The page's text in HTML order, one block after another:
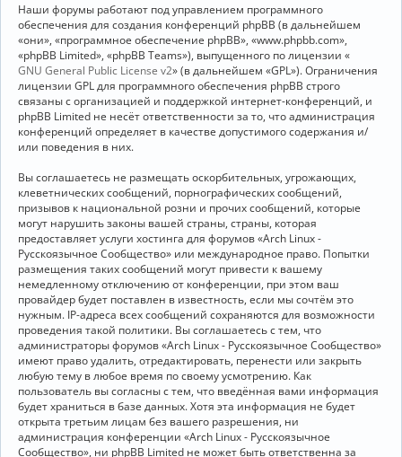
Наши форумы работают под управлением программного
обеспечения для создания конференций phpBB (в дальнейшем
«они», «программное обеспечение phpBB», «www.phpbb.com»,
«phpBB Limited», «phpBB Teams»), выпущенного по лицензии «
GNU General Public License v2» (в дальнейшем «GPL»). Ограничения
лицензии GPL для программного обеспечения phpBB строго
связаны с организацией и поддержкой интернет-конференций, и
phpBB Limited не несёт ответственности за то, что администрация
конференций определяет в качестве допустимого содержания и/
или поведения в них.
Вы соглашаетесь не размещать оскорбительных, угрожающих,
клеветнических сообщений, порнографических сообщений,
призывов к национальной розни и прочих сообщений, которые
могут нарушить законы вашей страны, страны, которая
предоставляет услуги хостинга для форумов «Arch Linux -
Русскоязычное Сообщество» или международное право. Попытки
размещения таких сообщений могут привести к вашему
немедленному отключению от конференции, при этом ваш
провайдер будет поставлен в известность, если мы сочтём это
нужным. IP-адреса всех сообщений сохраняются для возможности
проведения такой политики. Вы соглашаетесь с тем, что
администраторы форумов «Arch Linux - Русскоязычное Сообщество»
имеют право удалить, отредактировать, перенести или закрыть
любую тему в любое время по своему усмотрению. Как
пользователь вы согласны с тем, что введённая вами информация
будет храниться в базе данных. Хотя эта информация не будет
открыта третьим лицам без вашего разрешения, ни
администрация конференции «Arch Linux - Русскоязычное
Сообщество», ни phpBB Limited не может быть ответственна за